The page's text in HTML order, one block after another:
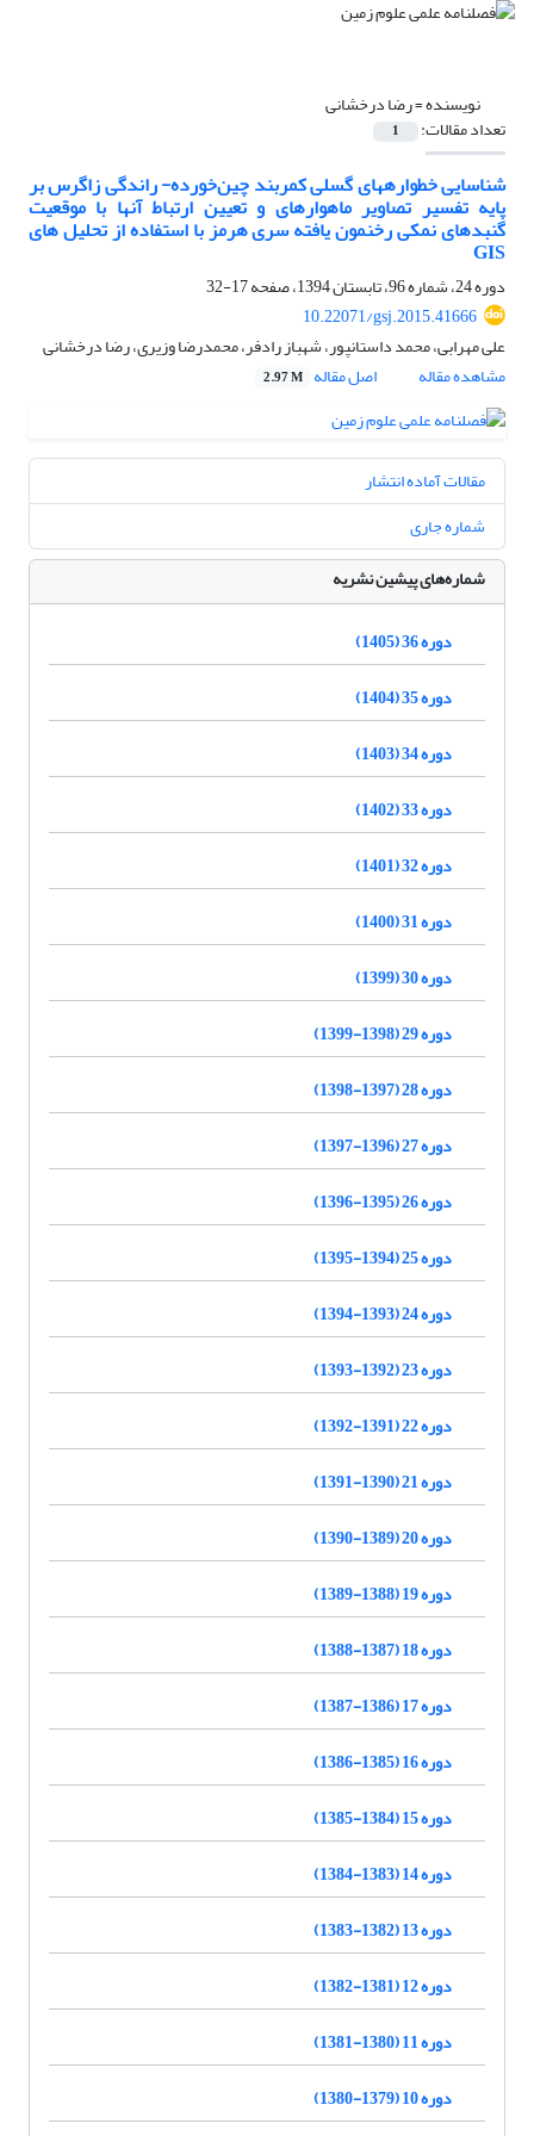
نویسنده =رضا درخشانی
تعداد مقالات: 1
شناسایی خطواره‏های گسلی کمربند چین‌خورده- راندگی زاگرس بر
پایه تفسیر تصاویر ماهواره‏ای و تعیین ارتباط آنها با موقعیت
گنبد‏های نمکی رخنمون یافته سری هرمز با استفاده از تحلیل های
GIS
دوره 24، شماره 96، تابستان 1394، صفحه
17-32
10.22071/gsj.2015.41666
علی مهرابی، محمد داستانپور، شهباز رادفر، محمدرضا وزیری، رضا درخشانی
مشاهده مقاله
اصل مقاله 2.97 M
مقالات آماده انتشار
شماره جاری
شماره‌های پیشین نشریه
دوره 36 (1405)
دوره 35 (1404)
دوره 34 (1403)
دوره 33 (1402)
دوره 32 (1401)
دوره 31 (1400)
دوره 30 (1399)
دوره 29 (1398-1399)
دوره 28 (1397-1398)
دوره 27 (1396-1397)
دوره 26 (1395-1396)
دوره 25 (1394-1395)
دوره 24 (1393-1394)
دوره 23 (1392-1393)
دوره 22 (1391-1392)
دوره 21 (1390-1391)
دوره 20 (1389-1390)
دوره 19 (1388-1389)
دوره 18 (1387-1388)
دوره 17 (1386-1387)
دوره 16 (1385-1386)
دوره 15 (1384-1385)
دوره 14 (1383-1384)
دوره 13 (1382-1383)
دوره 12 (1381-1382)
دوره 11 (1380-1381)
دوره 10 (1379-1380)